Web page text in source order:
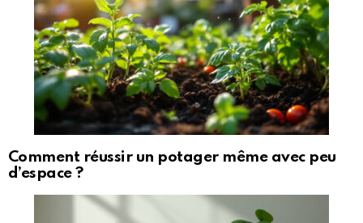
Comment réussir un potager même avec peu
d’espace ?